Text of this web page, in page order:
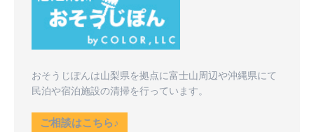
おそうじぽんは山梨県を拠点に富士山周辺や沖縄県にて
民泊や宿泊施設の清掃を行っています。
ご相談はこちら♪